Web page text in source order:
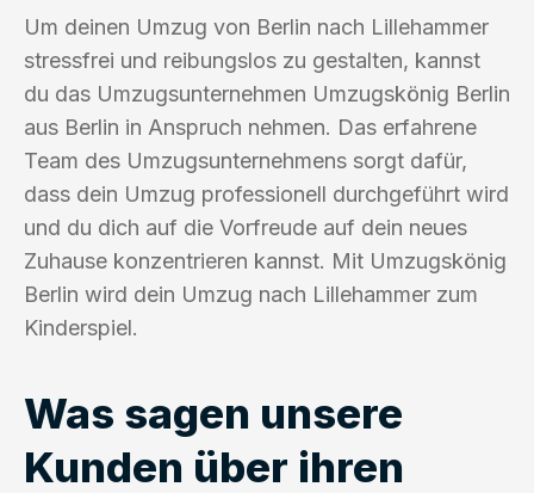
Um deinen Umzug von Berlin nach Lillehammer
stressfrei und reibungslos zu gestalten, kannst
du das Umzugsunternehmen Umzugskönig Berlin
aus Berlin in Anspruch nehmen. Das erfahrene
Team des Umzugsunternehmens sorgt dafür,
dass dein Umzug professionell durchgeführt wird
und du dich auf die Vorfreude auf dein neues
Zuhause konzentrieren kannst. Mit Umzugskönig
Berlin wird dein Umzug nach Lillehammer zum
Kinderspiel.
Was sagen unsere
Kunden über ihren